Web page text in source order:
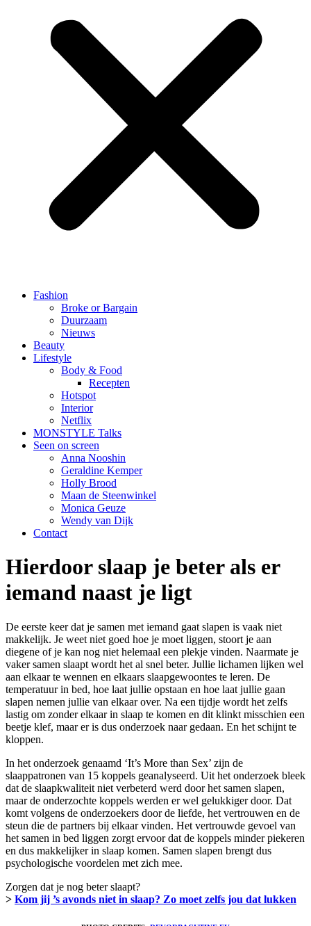
Fashion
Broke or Bargain
Duurzaam
Nieuws
Beauty
Lifestyle
Body & Food
Recepten
Hotspot
Interior
Netflix
MONSTYLE Talks
Seen on screen
Anna Nooshin
Geraldine Kemper
Holly Brood
Maan de Steenwinkel
Monica Geuze
Wendy van Dijk
Contact
Hierdoor slaap je beter als er
iemand naast je ligt
De eerste keer dat je samen met iemand gaat slapen is vaak niet
makkelijk. Je weet niet goed hoe je moet liggen, stoort je aan
diegene of je kan nog niet helemaal een plekje vinden. Naarmate je
vaker samen slaapt wordt het al snel beter. Jullie lichamen lijken wel
aan elkaar te wennen en elkaars slaapgewoontes te leren. De
temperatuur in bed, hoe laat jullie opstaan en hoe laat jullie gaan
slapen nemen jullie van elkaar over. Na een tijdje wordt het zelfs
lastig om zonder elkaar in slaap te komen en dit klinkt misschien een
beetje klef, maar er is dus onderzoek naar gedaan. En het schijnt te
kloppen.
In het onderzoek genaamd ‘It’s More than Sex’ zijn de
slaappatronen van 15 koppels geanalyseerd. Uit het onderzoek bleek
dat de slaapkwaliteit niet verbeterd werd door het samen slapen,
maar de onderzochte koppels werden er wel gelukkiger door. Dat
komt volgens de onderzoekers door de liefde, het vertrouwen en de
steun die de partners bij elkaar vinden. Het vertrouwde gevoel van
het samen in bed liggen zorgt ervoor dat de koppels minder piekeren
en dus makkelijker in slaap komen. Samen slapen brengt dus
psychologische voordelen met zich mee.
Zorgen dat je nog beter slaapt?
> Kom jij ’s avonds niet in slaap? Zo moet zelfs jou dat lukken